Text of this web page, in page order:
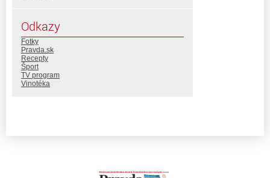
Odkazy
Fotky
Pravda.sk
Recepty
Šport
TV program
Vinotéka